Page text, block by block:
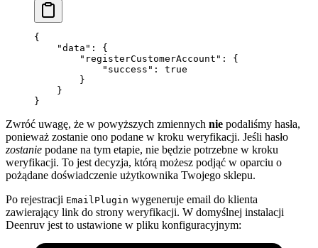
{
    "data"
: {
        "registerCustomerAccount"
: {
            "success"
: true
        }
    }
}
Zwróć uwagę, że w powyższych zmiennych nie podaliśmy hasła,
ponieważ zostanie ono podane w kroku weryfikacji. Jeśli hasło
zostanie podane na tym etapie, nie będzie potrzebne w kroku
weryfikacji. To jest decyzja, którą możesz podjąć w oparciu o
pożądane doświadczenie użytkownika Twojego sklepu.
Po rejestracji EmailPlugin wygeneruje email do klienta
zawierający link do strony weryfikacji. W domyślnej instalacji
Deenruv jest to ustawione w pliku konfiguracyjnym: